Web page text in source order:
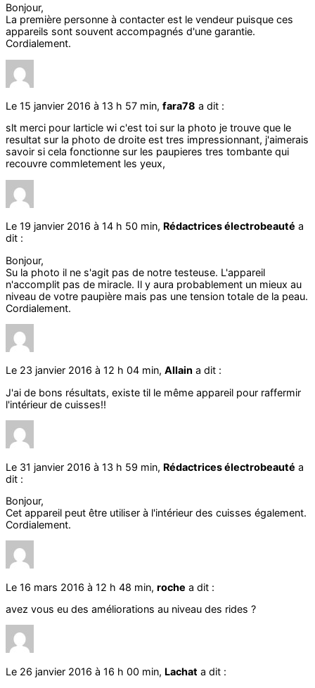
Bonjour,
La première personne à contacter est le vendeur puisque ces
appareils sont souvent accompagnés d'une garantie.
Cordialement.
Le 15 janvier 2016 à 13 h 57 min, fara78 a dit :
slt merci pour larticle wi c'est toi sur la photo je trouve que le
resultat sur la photo de droite est tres impressionnant, j'aimerais
savoir si cela fonctionne sur les paupieres tres tombante qui
recouvre commletement les yeux,
Le 19 janvier 2016 à 14 h 50 min, Rédactrices électrobeauté a
dit :
Bonjour,
Su la photo il ne s'agit pas de notre testeuse. L'appareil
n'accomplit pas de miracle. Il y aura probablement un mieux au
niveau de votre paupière mais pas une tension totale de la peau.
Cordialement.
Le 23 janvier 2016 à 12 h 04 min, Allain a dit :
J'ai de bons résultats, existe til le même appareil pour raffermir
l'intérieur de cuisses!!
Le 31 janvier 2016 à 13 h 59 min, Rédactrices électrobeauté a
dit :
Bonjour,
Cet appareil peut être utiliser à l'intérieur des cuisses également.
Cordialement.
Le 16 mars 2016 à 12 h 48 min, roche a dit :
avez vous eu des améliorations au niveau des rides ?
Le 26 janvier 2016 à 16 h 00 min, Lachat a dit :